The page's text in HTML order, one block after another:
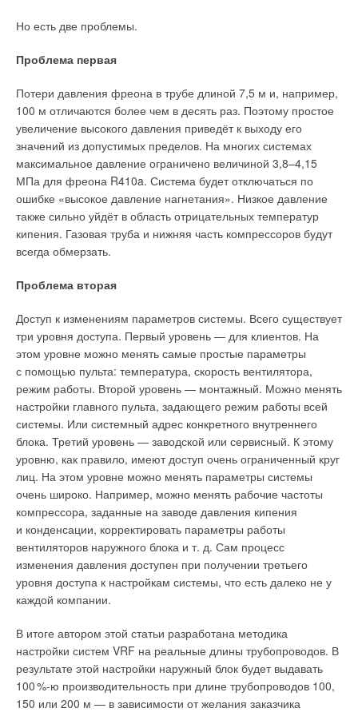
Но есть две проблемы.
Проблема первая
Потери давления фреона в трубе длиной 7,5 м и, например,
100 м отличаются более чем в десять раз. Поэтому простое
увеличение высокого давления приведёт к выходу его
значений из допустимых пределов. На многих системах
максимальное давление ограничено величиной 3,8–4,15
МПа для фреона R410a. Система будет отключаться по
ошибке «высокое давление нагнетания». Низкое давление
также сильно уйдёт в область отрицательных температур
кипения. Газовая труба и нижняя часть компрессоров будут
всегда обмерзать.
Проблема вторая
Доступ к изменениям параметров системы. Всего существует
три уровня доступа. Первый уровень — для клиентов. На
этом уровне можно менять самые простые параметры
с помощью пульта: температура, скорость вентилятора,
режим работы. Второй уровень — монтажный. Можно менять
настройки главного пульта, задающего режим работы всей
системы. Или системный адрес конкретного внутреннего
блока. Третий уровень — заводской или сервисный. К этому
уровню, как правило, имеют доступ очень ограниченный круг
лиц. На этом уровне можно менять параметры системы
очень широко. Например, можно менять рабочие частоты
компрессора, заданные на заводе давления кипения
и конденсации, корректировать параметры работы
вентиляторов наружного блока и т. д. Сам процесс
изменения давления доступен при получении третьего
уровня доступа к настройкам системы, что есть далеко не у
каждой компании.
В итоге автором этой статьи разработана методика
настройки систем VRF на реальные длины трубопроводов. В
результате этой настройки наружный блок будет выдавать
100%-ю производительность при длине трубопроводов 100,
150 или 200 м — в зависимости от желания заказчика
второй способ — применение вытесняющей системы, при
в количестве 20 м³/ч на одного человека со скоростью 0,25 м/
и воздухом рабочей зоны в 3°C. Следует отметить, что
основным недостатком подобной схемы является
необходимость организации доступа к приточным
воздуховодам и распределителям для их обслуживания
и монтажа.
Выводы
Таким образом, для повышения энергоэффективности
проектируемых систем обеспечения микроклимата зоны
ледового поля крытых ледовых арен в зимний период
необходимо применять комбинированную схему с частичной
что позволит сократить энергетические затраты на обработку
приточного воздуха на 15 %. Для зрительных трибун
наиболее актуально применять способ вытесняющей
вентиляции с подачей приточного воздуха через устройства,
расположенные под сиденьями для зрителей.
насчитывалось 130 объектов, сертифицированных по
«зелёным» стандартам BREEAM, LEED и DGNB. Несмотря
на скромные цифры, динамика экологичного девелопмента
положительна, и в будущем российский рынок недвижимости
ждёт значительный прирост сертифицированных
сооружений. Причём, если на данный момент большинство
«зелёных» зданий относятся к офисному сегменту,
постепенно с ними сравняется и жилая недвижимость. Уже
сегодня в данном секторе реализуется множество
экопроектов. Так, новый, но уже ставший знаменитым на всю
столицу жилой комплекс «Жизнь на Плющихе» первым
в России получил золотой сертификат LEED. Застройщик,
компания «Донстрой», применял в работе современные
природные материалы премиум-класса. В оформлении
основной части фасада использовался известняк,
Экологичность и энергоэффективность здания обеспечивает
теплоизоляция из каменной ваты. Дополнительно
утеплитель защищает жильцов от лишних шумов и отвечает
за пожарную безопасность. Ещё один пример «зелёной»
жилой недвижимости — комплекс «Отрада» в Красногорском
районе Подмосковья. В него входят семь монолитных зданий
высотой от семи до 16 этажей, построенных по технологии
Ecolife с использованием долговечных и безопасных для
людей и окружающей среды материалов. В отделке фасадов
и подъездов применялись клинкерный кирпич и дерево,
а для утепления была выбрана теплоизоляция из каменной
ваты Rockwool. Благодаря данному решению
минимизируются потери тепла, стабилизируется влажность
стен и обеспечивается комфортный температурный режим
в помещениях. Проект получил награду Urban Awards,
подтверждающую его высокий ранг [14].
небольшую долю в общей массе сооружений. Например,
в ЕС только3% жилого фонда соответствует наиболее
энергоэффективной маркировке (классу А), в РФ всего около
100 таких домов (все остальные нуждаются в модернизации
до 2050 года). Масштабная реновация положительно